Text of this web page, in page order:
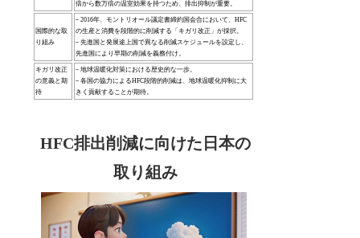
倍から数万倍の温室効果を持つため、排出抑制が重要。
国際的な取
り組み
– 2016年、モントリオール議定書締約国会合において、HFC
の生産と消費を段階的に削減する「キガリ改正」が採択。
– 先進国と発展途上国で異なる削減スケジュールを設定し、
先進国により早期の削減を義務付け。
キガリ改正
の意義と期
待
– 地球温暖化対策における歴史的な一歩。
– 各国の協力によるHFC段階的削減は、地球温暖化抑制に大
きく貢献することが期待。
HFC排出削減に向けた日本の
取り組み